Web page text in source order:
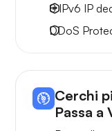
8 IPv6 IP
DDoS
Cerchi
Passa a